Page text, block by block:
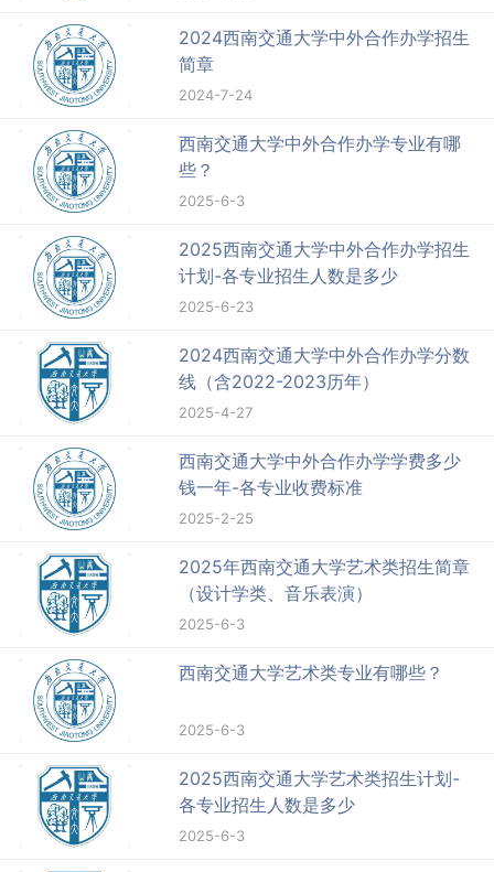
2024西南交通大学中外合作办学招生
简章
2024-7-24
西南交通大学中外合作办学专业有哪
些？
2025-6-3
2025西南交通大学中外合作办学招生
计划-各专业招生人数是多少
2025-6-23
2024西南交通大学中外合作办学分数
线（含2022-2023历年）
2025-4-27
西南交通大学中外合作办学学费多少
钱一年-各专业收费标准
2025-2-25
2025年西南交通大学艺术类招生简章
（设计学类、音乐表演）
2025-6-3
西南交通大学艺术类专业有哪些？
2025-6-3
2025西南交通大学艺术类招生计划-
各专业招生人数是多少
2025-6-3